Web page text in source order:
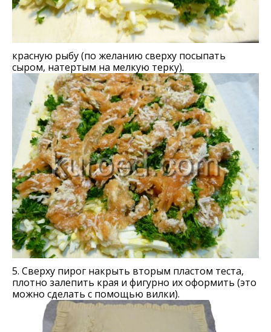
красную рыбу (по желанию сверху посыпать
сыром, натертым на мелкую терку).
5. Сверху пирог накрыть вторым пластом теста,
плотно залепить края и фигурно их оформить (это
можно сделать с помощью вилки).